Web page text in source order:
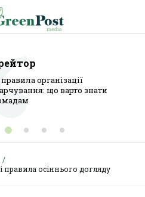
організації
що варто знати
правила осіннього догляду